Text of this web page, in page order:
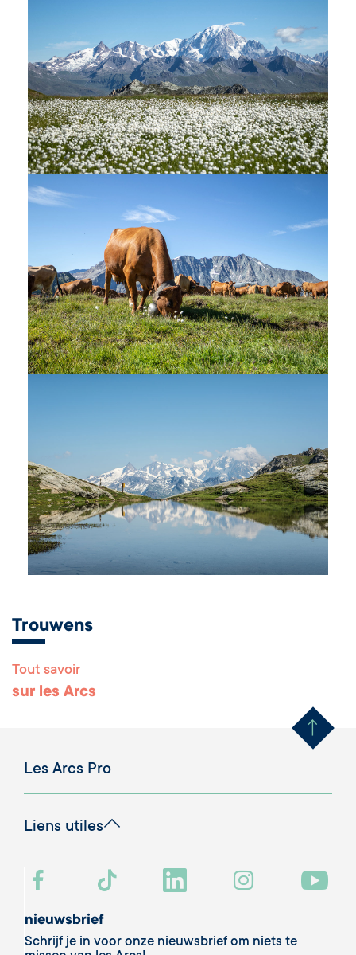
Trouwens
Tout savoir
sur les Arcs Remonter
Les Arcs Pro
Liens utiles
nieuwsbrief
Schrijf je in voor onze nieuwsbrief om niets te